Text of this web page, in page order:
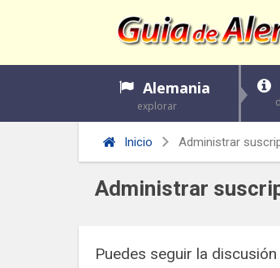
Alemania
explorar
Inicio Administrar
Administrar
Puedes seguir la